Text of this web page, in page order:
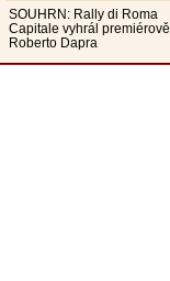
SOUHRN: Rally di Roma
Capitale vyhrál premiérově
Roberto Dapra